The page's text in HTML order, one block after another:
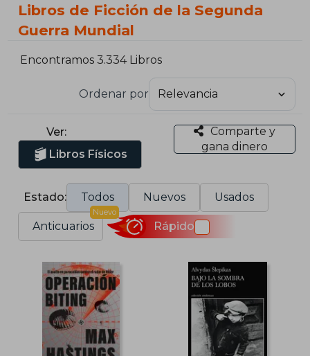
Libros de Ficción de la Segunda
Guerra Mundial
Encontramos 3.334 Libros
Ordenar por
Ver:
Libros Físicos
Comparte y
gana dinero
Estado: Todos Nuevos Usados
Anticuarios
Nuevo
Rápido